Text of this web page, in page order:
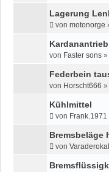
Lagerung
von motonorge
von Faster sons »
Federbein
von Horscht666 »
Kühlmittel
von Frank.1971
Bremsbeläge
von